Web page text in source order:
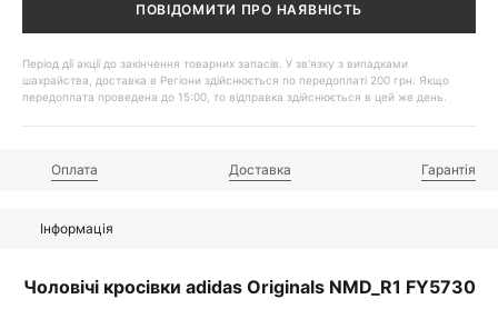
ПОВІДОМИТИ ПРО НАЯВНІСТЬ
Період дії акції до закінчення товарних запасів. У зв'язку з випадками
шахрайства, доставка в Регіони здійснюється по передоплаті 200 грн. Якщо
передоплата проведена до 15:00, то відправка здійснюється в цей же день.
Оплата Доставка Гарантія
Інформація
Чоловічі кросівки adidas Originals NMD_R1 FY5730